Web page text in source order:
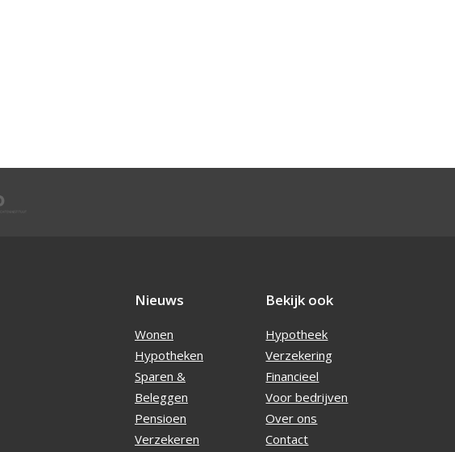
Nieuws
Wonen
Hypotheken
Sparen &
Beleggen
Pensioen
Verzekeren
Bekijk ook
Hypotheek
Verzekering
Financieel
Voor bedrijven
Over ons
Contact